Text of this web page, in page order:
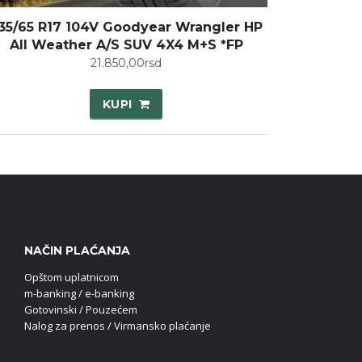
65 R17 104V Goodyear Wrangler HP
All Weather A/S SUV 4X4 M+S *FP
21.850,00rsd
KUPI
NAČIN PLAĆANJA
Opštom uplatnicom
m-banking / e-banking
Gotovinski / Pouzećem
Nalog za prenos / Virmansko plaćanje